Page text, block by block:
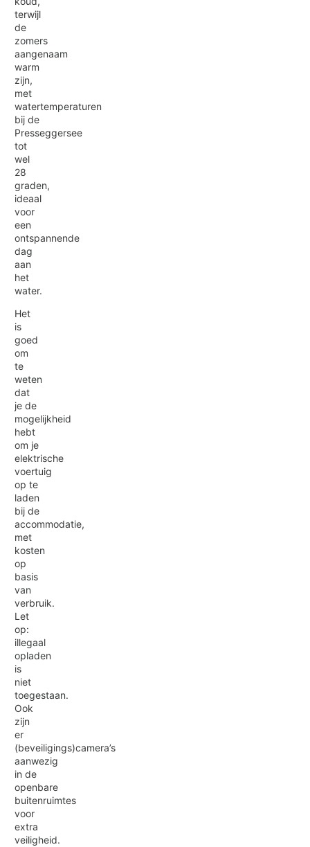
terwijl
de
zomers
aangenaam
warm
zijn,
met
watertemperaturen
bij de
Presseggersee
tot
wel
28
graden,
ideaal
voor
een
ontspannende
dag
aan
het
water.
Het
is
goed
om
te
weten
dat
je de
mogelijkheid
hebt
om je
elektrische
voertuig
op te
laden
bij de
accommodatie,
met
kosten
op
basis
van
verbruik.
Let
op:
illegaal
opladen
is
niet
toegestaan.
Ook
zijn
er
(beveiligings)camera’s
aanwezig
in de
openbare
buitenruimtes
voor
extra
veiligheid.